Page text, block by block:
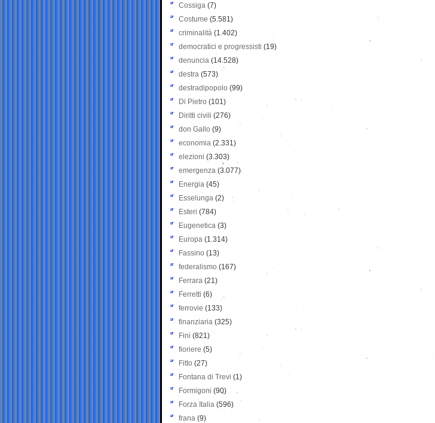
Cossiga (7)
Costume (5.581)
criminalità (1.402)
democratici e progressisti (19)
denuncia (14.528)
destra (573)
destradipopolo (99)
Di Pietro (101)
Diritti civili (276)
don Gallo (9)
economia (2.331)
elezioni (3.303)
emergenza (3.077)
Energia (45)
Esselunga (2)
Esteri (784)
Eugenetica (3)
Europa (1.314)
Fassino (13)
federalismo (167)
Ferrara (21)
Ferretti (6)
ferrovie (133)
finanziaria (325)
Fini (821)
fioriere (5)
Fitto (27)
Fontana di Trevi (1)
Formigoni (90)
Forza Italia (596)
frana (9)